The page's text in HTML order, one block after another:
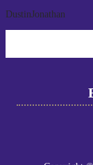
DustinJonathan